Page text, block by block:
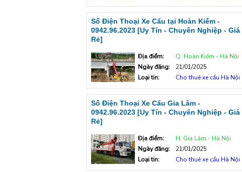
Số Điện Thoại Xe Cẩu tại Hoàn Kiếm -
0942.96.2023 [Uy Tín - Chuyên Nghiệp - Giá
Rẻ]
Địa điểm:
Q. Hoàn Kiếm - Hà Nội
Ngày đăng:
21/01/2025
Loại tin:
Cho thuê xe cẩu Hà Nội
Số Điện Thoại Xe Cẩu Gia Lâm -
0942.96.2023 [Uy Tín - Chuyên Nghiệp - Giá
Rẻ]
Địa điểm:
H. Gia Lâm - Hà Nội
Ngày đăng:
21/01/2025
Loại tin:
Cho thuê xe cẩu Hà Nội